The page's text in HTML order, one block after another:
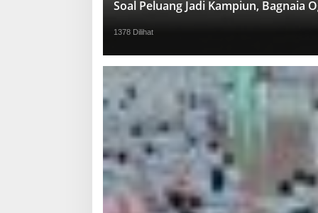
Soal Peluang Jadi Kampiun, Bagnaia
1378 Dilihat